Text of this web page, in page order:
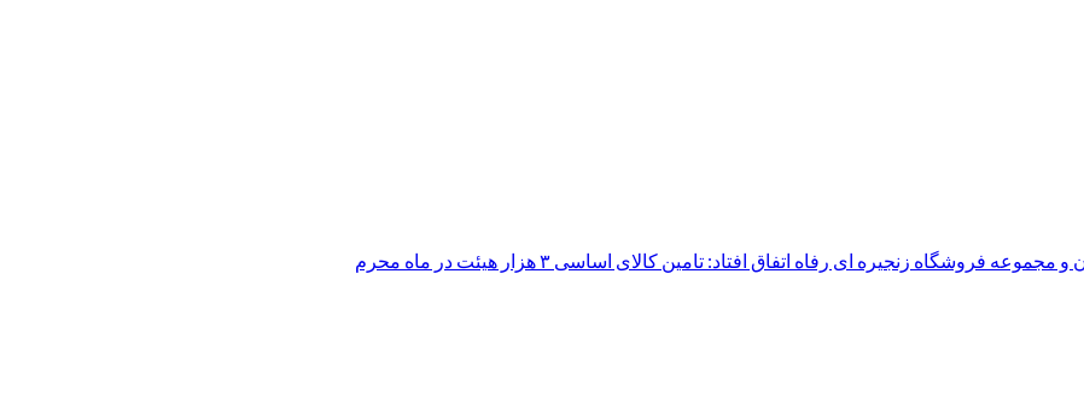
زنجیره ای رفاه اتفاق افتاد: تامین کالای اساسی ۳ هزار هیئت در ماه محرم